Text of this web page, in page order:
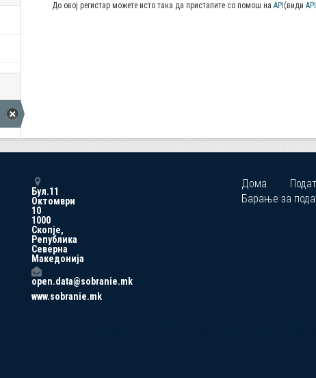
До овој регистар можете исто така да пристапите со помош на API (види
Бул.11
Октомври
10
1000
Скопје,
Република
Северна
Македонија
open.data@sobranie.mk
www.sobranie.mk
Дома
Барање за